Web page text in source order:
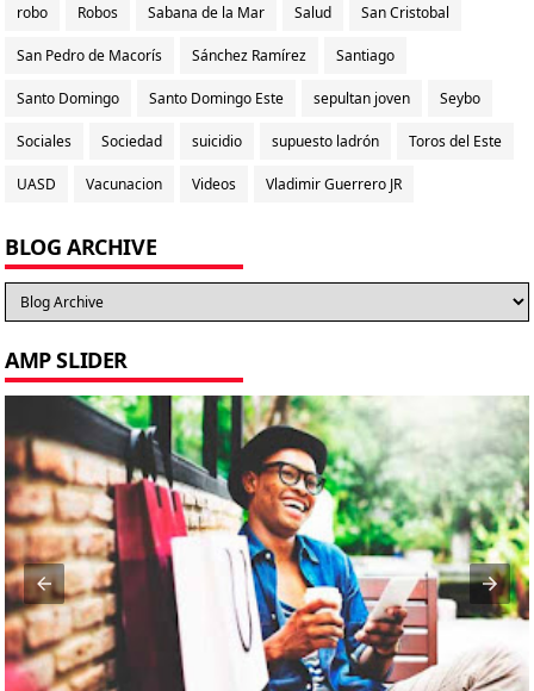
robo Robos Sabana de la Mar Salud San Cristobal
San Pedro de Macorís Sánchez Ramírez Santiago
Santo Domingo Santo Domingo Este sepultan joven Seybo
Sociales Sociedad suicidio supuesto ladrón Toros del Este
UASD Vacunacion Videos Vladimir Guerrero JR
BLOG ARCHIVE
AMP SLIDER